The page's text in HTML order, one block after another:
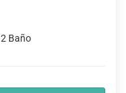
2 Baño